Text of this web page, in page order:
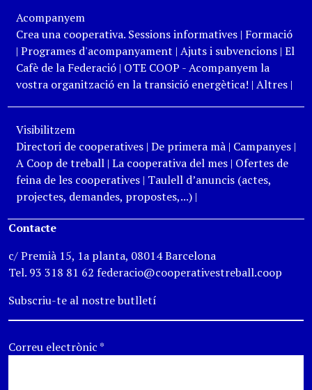
Acompanyem
Crea una cooperativa. Sessions informatives| Formació
| Programes d'acompanyament | Ajuts i subvencions| El
Cafè de la Federació| OTE COOP - Acompanyem la
vostra organització en la transició energètica! | Altres|
Visibilitzem
Directori de cooperatives| De primera mà| Campanyes|
A Coop de treball| La cooperativa del mes| Ofertes de
feina de les cooperatives| Taulell d’anuncis (actes,
projectes, demandes, propostes,...)|
Contacte
c/ Premià 15, 1a planta, 08014 Barcelona
Tel. 93 318 81 62 federacio@cooperativestreball.coop
Subscriu-te al nostre butlletí
Correu electrònic*